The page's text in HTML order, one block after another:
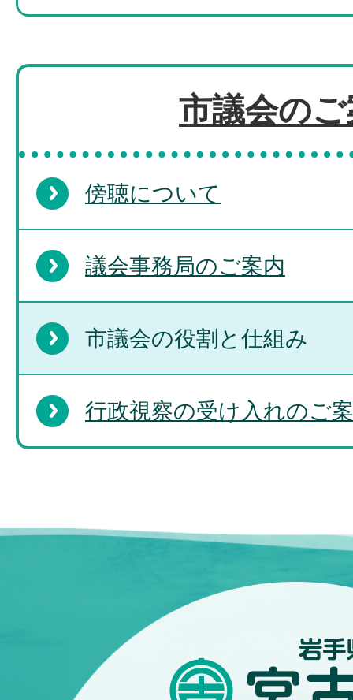
市議会の
傍聴について
議会事務局のご案内
市議会の役割と仕組み
行政視察の受け入れのご